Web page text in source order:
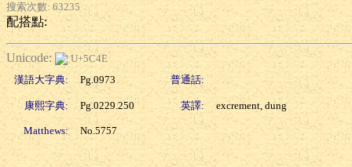
搜索次數: 63235
配搭點:
Unicode:
U+5C4E
漢語大字典:
Pg.0973 普通話:
康熙字典: Pg.0229.250 英譯: excrement, dung
Matthews: No.5757